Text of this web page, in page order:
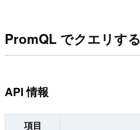
PromQL でクエリする
API 情報
項目